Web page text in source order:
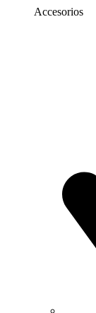
Accesorios